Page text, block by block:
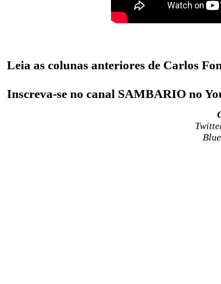
Leia as colunas anteriores de Carlos
Inscreva-se no canal SAMBARIO no